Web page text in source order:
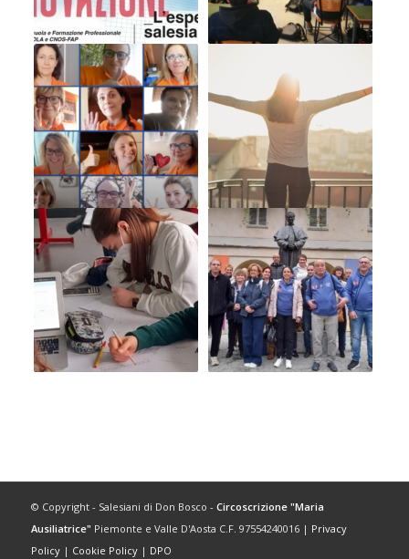
© Copyright - Salesiani di Don Bosco - Circoscrizione "Maria
Ausiliatrice" Piemonte e Valle D'Aosta C.F. 97554240016 | Privacy
Policy| Cookie Policy| DPO